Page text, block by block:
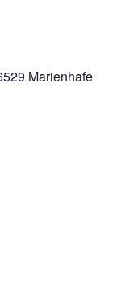
Marienhafe